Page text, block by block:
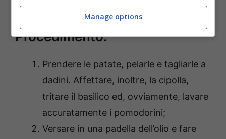
Basilico, olio e sale, q.b.
Procedimento:
Prendere le patate, pelarle e tagliarle a
dadini. Affettare, inoltre, la cipolla,
tritare il basilico ed, ovviamente, lavare
accuratamente i pomodorini;
Versare in una padella dell’olio e fare
Manage options